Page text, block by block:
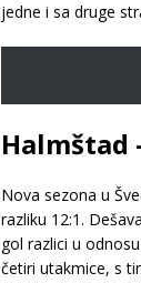
jedne i sa druge
Halmštad
Nova sezona u
razliku 12:1.
gol razlici u
četiri utakmice, s